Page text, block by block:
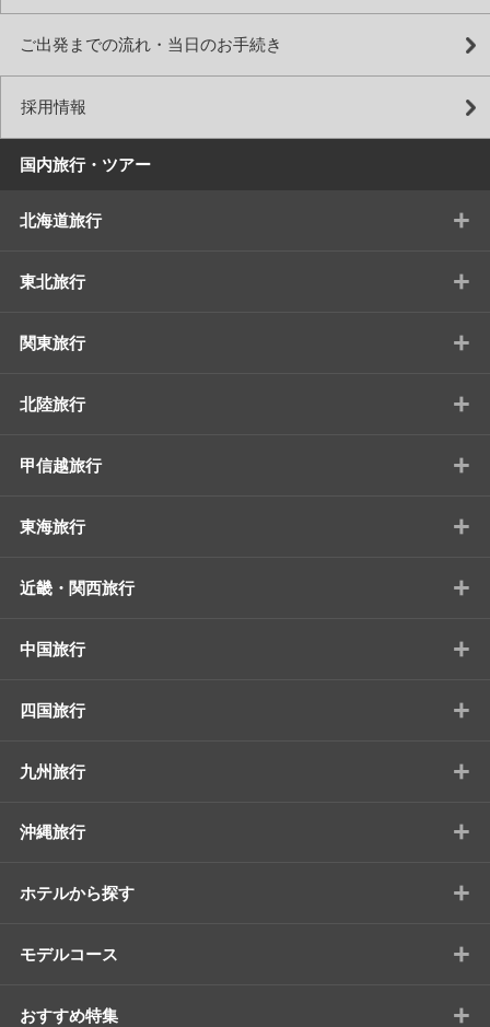
ご出発までの流れ・当日のお手続き
採用情報
国内旅行・ツアー
北海道旅行 +
東北旅行 +
関東旅行 +
北陸旅行 +
甲信越旅行 +
東海旅行 +
近畿・関西旅行 +
中国旅行 +
四国旅行 +
九州旅行 +
沖縄旅行 +
ホテルから探す +
モデルコース +
おすすめ特集 +